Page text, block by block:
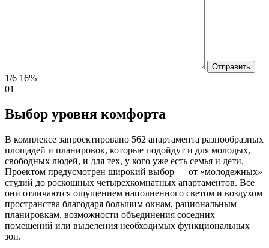
1/6 16%
01
Выбор уровня комфорта
В комплексе запроектировано 562 апартамента разнообразных
площадей и планировок, которые подойдут и для молодых,
свободных людей, и для тех, у кого уже есть семья и дети.
Проектом предусмотрен широкий выбор — от «молодежных»
студий до роскошных четырехкомнатных апартаментов. Все
они отличаются ощущением наполненного светом и воздухом
пространства благодаря большим окнам, рациональным
планировкам, возможности объединения соседних
помещений или выделения необходимых функциональных
зон.